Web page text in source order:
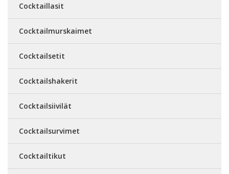
Cocktaillasit
Cocktailmurskaimet
Cocktailsetit
Cocktailshakerit
Cocktailsiivilät
Cocktailsurvimet
Cocktailtikut